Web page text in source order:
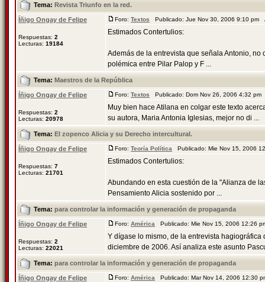
Tema: Revista Triunfo en la red.
Íñigo Ongay de Felipe
Respuestas: 2
Lecturas: 19184
Foro: Textos Publicado: Jue Nov 30, 2006 9:10 pm
Estimados Contertulios:
Además de la entrevista que señala Antonio,
polémica entre Pilar Palop y F ...
Tema: Maestros de la República
Íñigo Ongay de Felipe
Respuestas: 2
Lecturas: 20978
Foro: Textos Publicado: Dom Nov 26, 2006 4:32
Muy bien hace Atilana en colgar este texto
su autora, Maria Antonia Iglesias, mejor no di ...
Tema: El zopenco Alicia y su Derecho intercultural.
Íñigo Ongay de Felipe
Respuestas: 7
Lecturas: 21701
Foro: Teoría Política Publicado: Mie Nov 15, 2006
Estimados Contertulios:
Abundando en esta cuestión de la "Alianza de
Pensamiento Alicia sostenido por ...
Tema: para controlar la información y generación de propaganda
Íñigo Ongay de Felipe
Respuestas: 2
Lecturas: 22021
Foro: América Publicado: Mie Nov 15, 2006 12:26
Y dígase lo mismo, de la entrevista
diciembre de 2006. Así analiza este asunto
Tema: para controlar la información y generación de propaganda
Íñigo Ongay de Felipe Foro: América Publicado: Mar Nov 14, 2006 12:30